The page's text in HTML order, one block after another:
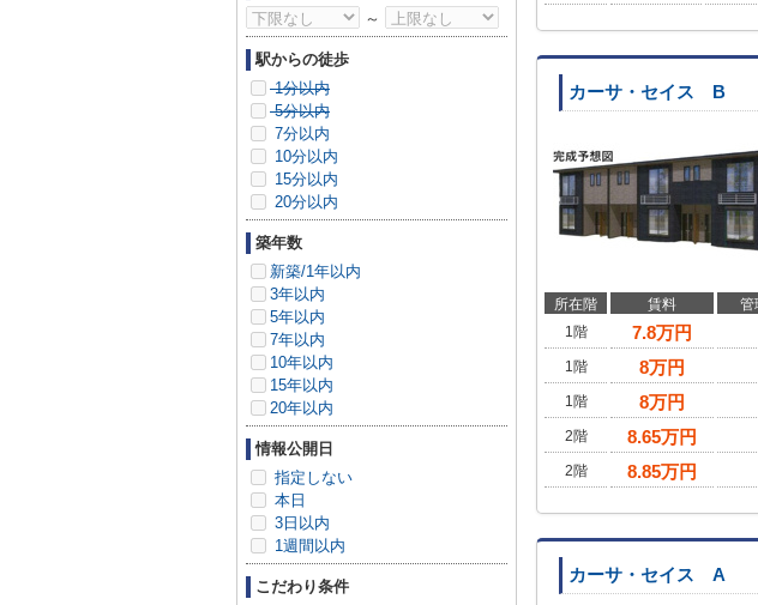
カーサ・セイス B
所在階 賃料 管
1階
7.8万円
1階
8万円
1階
8万円
2階
8.65万円
2階
8.85万円
カーサ・セイス A
～
駅からの徒歩
1分以内
5分以内
7分以内
10分以内
15分以内
20分以内
築年数
新築/1年以内
3年以内
5年以内
7年以内
10年以内
15年以内
20年以内
情報公開日
指定しない
本日
3日以内
1週間以内
こだわり条件